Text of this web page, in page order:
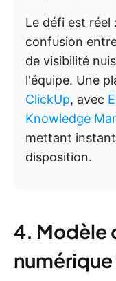
Le défi est réel
confusion
de visibilité
l'équipe. Une
ClickUp, avec
Knowledge
mettant
disposition.
4. Modèle